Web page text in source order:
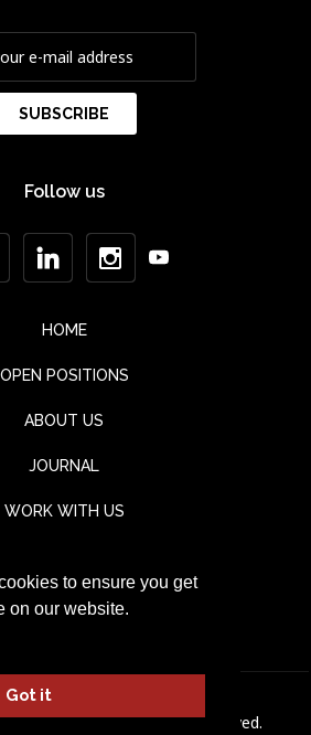
to ensure you get
on our website.
Got it
Follow us
HOME
OPEN POSITIONS
ABOUT US
JOURNAL
WORK WITH US
TESTIMONIALS
Lounge 2026. All rights Reserved.